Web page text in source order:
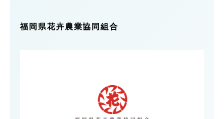
福岡県花卉農業協同組合